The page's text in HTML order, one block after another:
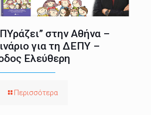
στην Αθήνα –
για τη ΔΕΠΥ –
Ελεύθερη
Περισσότερα